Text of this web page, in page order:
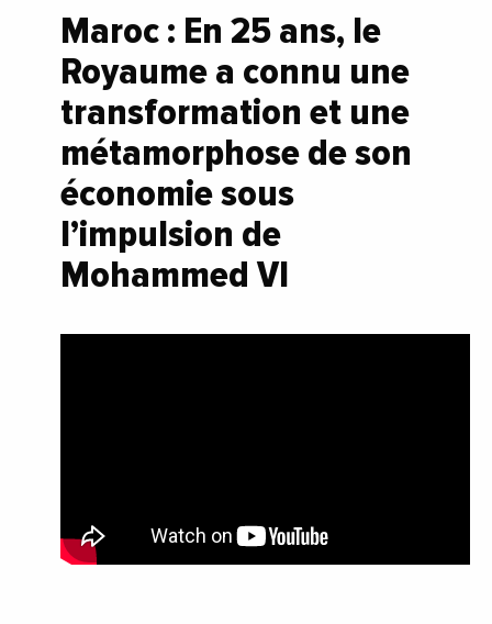
Maroc : En 25 ans, le
Royaume a connu une
transformation et une
métamorphose de son
économie sous
l’impulsion de
Mohammed VI